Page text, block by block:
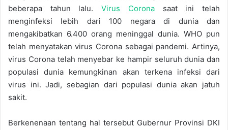
beberapa tahun lalu.Virus Coronasaat ini telah
menginfeksi lebih dari 100 negara di dunia dan
mengakibatkan 6.400 orang meninggal dunia. WHO pun
telah menyatakan virus Corona sebagai pandemi. Artinya,
virus Corona telah menyebar ke hampir seluruh dunia dan
populasi dunia kemungkinan akan terkena infeksi dari
virus ini. Jadi, sebagian dari populasi dunia akan jatuh
sakit.
Berkenenaan tentang hal tersebut Gubernur Provinsi DKI